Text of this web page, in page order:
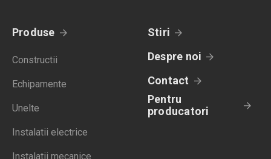
Produse
Constructii
Echipamente
Unelte
Instalatii electrice
Instalatii mecanice
Stiri
Despre noi
Contact
Pentru
producatori